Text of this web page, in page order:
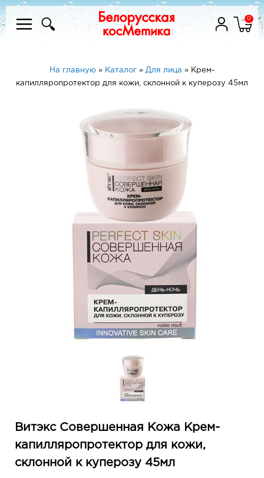
0
На главную » Каталог » Для лица » Крем-
капилляропротектор для кожи, склонной к куперозу 45мл
Витэкс Совершенная Кожа Крем-
капилляропротектор для кожи,
склонной к куперозу 45мл